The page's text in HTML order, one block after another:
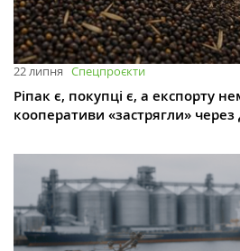
22 липня Спецпроєкти
Ріпак є, покупці є, а експорту
кооперативи «застрягли» через